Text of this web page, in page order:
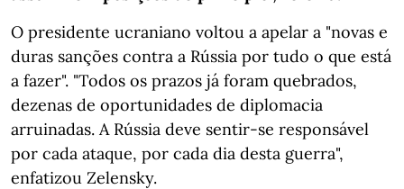
O presidente ucraniano voltou a apelar a "novas e
duras sanções contra a Rússia por tudo o que está
a fazer". "Todos os prazos já foram quebrados,
dezenas de oportunidades de diplomacia
arruinadas. A Rússia deve sentir-se responsável
por cada ataque, por cada dia desta guerra",
enfatizou Zelensky.